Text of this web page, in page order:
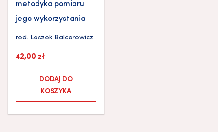
metodyka pomiaru
jego wykorzystania
red. Leszek Balcerowicz
42,00 zł
DODAJ DO
KOSZYKA